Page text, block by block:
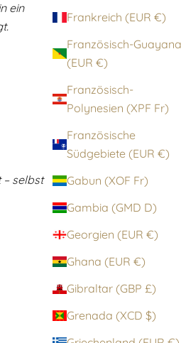
Frankreich (EUR €)
Französisch-Guayana
(EUR €)
Französisch-
Polynesien (XPF Fr)
Französische
Südgebiete (EUR €)
Gabun (XOF Fr)
Gambia (GMD D)
Georgien (EUR €)
Ghana (EUR €)
Gibraltar (GBP £)
Grenada (XCD $)
ein
selbst